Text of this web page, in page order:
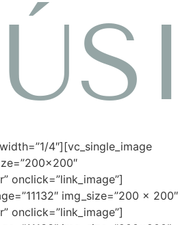
4″][vc_single_image
onclick=”link_image”]
img_size=”200 x 200″
onclick=”link_image”]